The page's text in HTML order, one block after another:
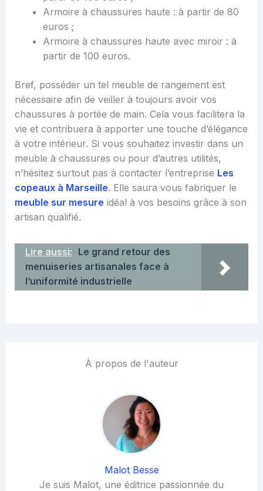
Armoire à chaussures haute : à partir de 80
euros ;
Armoire à chaussures haute avec miroir : à
partir de 100 euros.
Bref, posséder un tel meuble de rangement est
nécessaire afin de veiller à toujours avoir vos
chaussures à portée de main. Cela vous facilitera la
vie et contribuera à apporter une touche d’élégance
à votre intérieur. Si vous souhaitez investir dans un
meuble à chaussures ou pour d’autres utilités,
n’hésitez surtout pas à contacter l’entreprise Les
copeaux à Marseille. Elle saura vous fabriquer le
meuble sur mesure idéal à vos besoins grâce à son
artisan qualifié.
Lire aussi: Le grand retour des
menuiseries artisanales face à
l’uniformité industrielle
À propos de l'auteur
Malot Besse
Je suis Malot, une éditrice passionnée du